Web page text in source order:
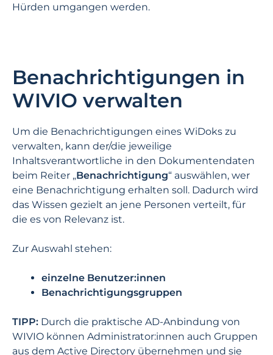
Hürden umgangen werden.
Benachrichtigungen in
WIVIO verwalten
Um die Benachrichtigungen eines WiDoks zu
verwalten, kann der/die jeweilige
Inhaltsverantwortliche in den Dokumentendaten
beim Reiter „Benachrichtigung“ auswählen, wer
eine Benachrichtigung erhalten soll. Dadurch wird
das Wissen gezielt an jene Personen verteilt, für
die es von Relevanz ist.
Zur Auswahl stehen:
einzelne Benutzer:innen
Benachrichtigungsgruppen
TIPP: Durch die praktische AD-Anbindung von
WIVIO können Administrator:innen auch Gruppen
aus dem Active Directory übernehmen und sie